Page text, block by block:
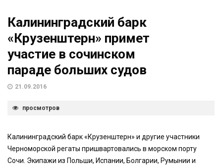
Калининградский барк
«Крузенштерн» примет
участие в сочинском
параде больших судов
21.09.2016
просмотров
Калининградский барк «Крузенштерн» и другие участники
Черноморской регаты пришвартовались в морском порту
Сочи. Экипажи из Польши, Испании, Болгарии, Румынии и